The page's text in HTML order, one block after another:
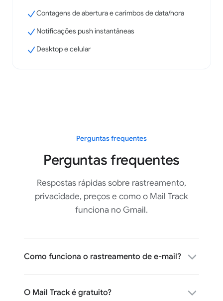
Contagens de abertura e carimbos de data/hora
Notificações push instantâneas
Desktop e celular
Perguntas frequentes
Perguntas frequentes
Respostas rápidas sobre rastreamento,
privacidade, preços e como o Mail Track
funciona no Gmail.
Como funciona o rastreamento de e-mail?
O Mail Track é gratuito?